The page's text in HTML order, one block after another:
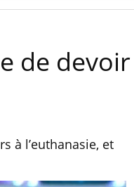
de devoir
à l’euthanasie, et